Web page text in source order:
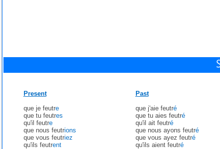
Present
que je feutre
que tu feutres
qu'il feutre
que nous feutrions
que vous feutriez
qu'ils feutrent
Past
que j'aie feutré
que tu aies feutré
qu'il ait feutré
que nous ayons feutré
que vous ayez feutré
qu'ils aient feutré